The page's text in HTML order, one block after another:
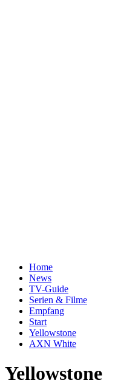
Home
News
TV-Guide
Serien & Filme
Empfang
Start
Yellowstone
AXN White
Yellowstone